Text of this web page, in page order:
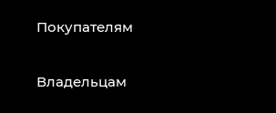
Покупателям
Владельцам